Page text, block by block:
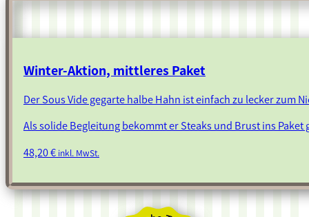
Winter-Aktion, mittleres Paket
Der Sous Vide gegarte halbe Hahn ist einfach zu lecker zum
Als solide Begleitung bekommt er Steaks und Brust ins Paket
48,20€ inkl. MwSt.